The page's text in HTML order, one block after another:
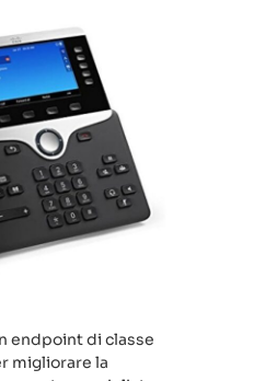
endpoint di classe
migliorare la